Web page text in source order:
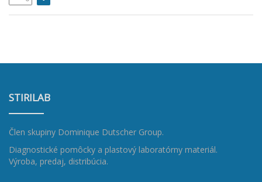
STIRILAB
Člen skupiny Dominique Dutscher Group.
Diagnostické pomôcky a plastový laboratórny materiál.
Výroba, predaj, distribúcia.